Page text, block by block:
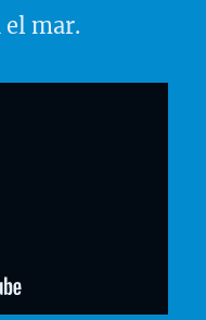
el mar.